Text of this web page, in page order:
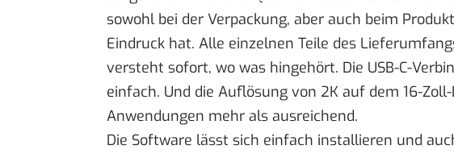
sowohl bei der Verpackung, aber auch beim
Eindruck hat. Alle einzelnen Teile des
versteht sofort, wo was hingehört. Die USB-C-
einfach. Und die Auflösung von 2K auf dem 16-
Anwendungen mehr als ausreichend.
Die Software lässt sich einfach installieren und